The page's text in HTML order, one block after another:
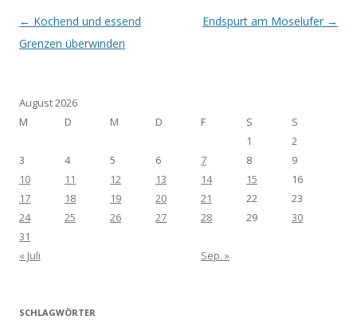
Post navigation
← Kochend und essend
Grenzen überwinden
Endspurt am Moselufer →
August 2026
M
D M D F S
S
1
2
3
4 5 6 7 8
9
10
11 12 13 14 15
16
17
18 19 20 21 22
23
24
25 26 27 28 29
30
31
« Juli
Sep. »
SCHLAGWÖRTER